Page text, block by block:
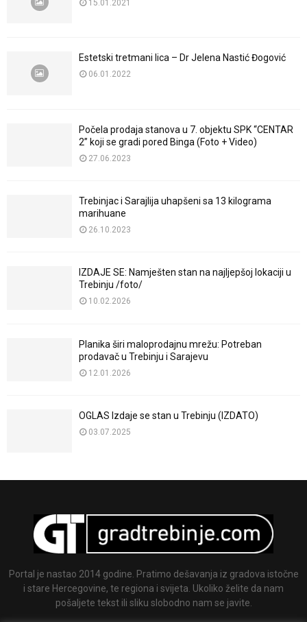
15.01.2021
Estetski tretmani lica – Dr Jelena Nastić Đogović
06.01.2022
Počela prodaja stanova u 7. objektu SPK “CENTAR
2” koji se gradi pored Binga (Foto + Video)
27.06.2023
Trebinjac i Sarajlija uhapšeni sa 13 kilograma
marihuane
26.10.2023
IZDAJE SE: Namješten stan na najljepšoj lokaciji u
Trebinju /foto/
10.02.2026
Planika širi maloprodajnu mrežu: Potreban
prodavač u Trebinju i Sarajevu
12.01.2026
OGLAS Izdaje se stan u Trebinju (IZDATO)
03.07.2025
Portal je nastao 2014 godine. Pratimo dešavanja iz gradova istočne
i stare Hercegovine, te regiona i svijeta. Ukoliko želite da nam
pošaljete tekst ili sliku slobodno nam se javite.